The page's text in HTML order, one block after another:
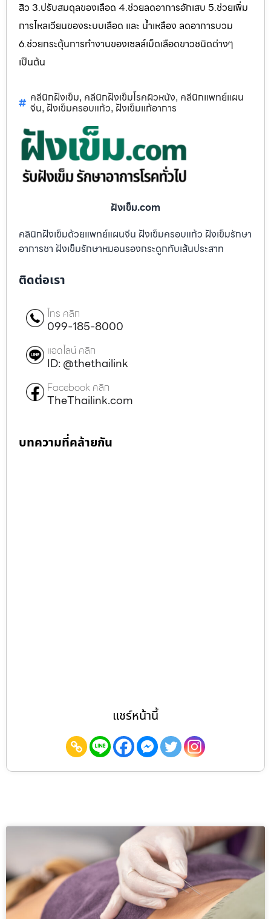
สิว 3.ปรับสมดุลของเลือด 4.ช่วยลดอาการอักเสบ 5.ช่วยเพิ่ม
การไหลเวียนของระบบเลือด และ น้ำเหลือง ลดอาการบวม
6.ช่วยกระตุ้นการทำงานของเซลล์เม็ดเลือดขาวชนิดต่างๆ
เป็นต้น
คลีนิกฝังเข็ม, คลีนิกฝังเข็มโรคผิวหนัง, คลีนิกแพทย์แผน
จีน, ฝังเข็มครอบแก้ว, ฝังเข็มแก้อาการ
ฝังเข็ม.com
คลินิกฝังเข็มด้วยแพทย์แผนจีน ฝังเข็มครอบแก้ว ฝังเข็มรักษา
อาการชา ฝังเข็มรักษาหมอนรองกระดูกทับเส้นประสาท
ติดต่อเรา
โทร คลิก
099-185-8000
แอดไลน์ คลิก
ID: @thethailink
Facebook คลิก
TheThailink.com
บทความที่คล้ายกัน
แชร์หน้านี้